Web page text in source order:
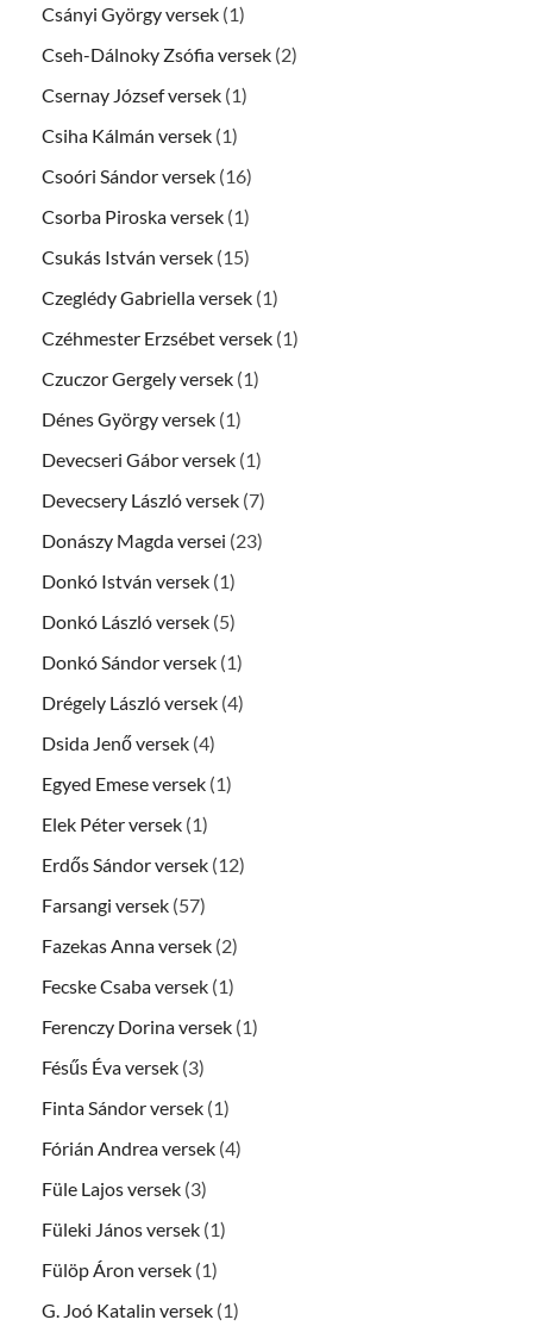
Csányi György versek (1)
Cseh-Dálnoky Zsófia versek (2)
Csernay József versek (1)
Csiha Kálmán versek (1)
Csoóri Sándor versek (16)
Csorba Piroska versek (1)
Csukás István versek (15)
Czeglédy Gabriella versek (1)
Czéhmester Erzsébet versek (1)
Czuczor Gergely versek (1)
Dénes György versek (1)
Devecseri Gábor versek (1)
Devecsery László versek (7)
Donászy Magda versei (23)
Donkó István versek (1)
Donkó László versek (5)
Donkó Sándor versek (1)
Drégely László versek (4)
Dsida Jenő versek (4)
Egyed Emese versek (1)
Elek Péter versek (1)
Erdős Sándor versek (12)
Farsangi versek (57)
Fazekas Anna versek (2)
Fecske Csaba versek (1)
Ferenczy Dorina versek (1)
Fésűs Éva versek (3)
Finta Sándor versek (1)
Fórián Andrea versek (4)
Füle Lajos versek (3)
Füleki János versek (1)
Fülöp Áron versek (1)
G. Joó Katalin versek (1)